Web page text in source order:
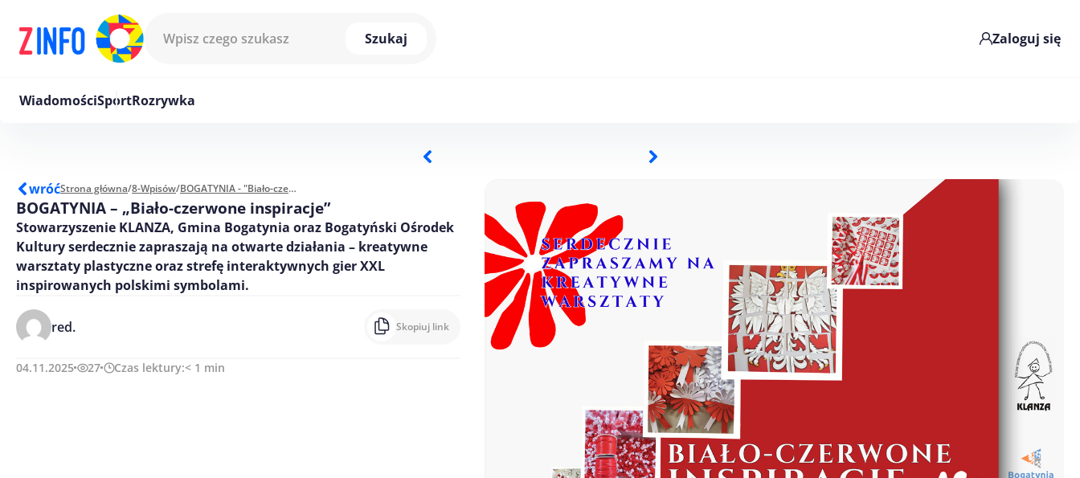
Szukaj
Zaloguj się
WiadomościSportRozrywka
wróćStrona główna/8-Wpisów/ BOGATYNIA - "Biało-czerwone inspiracje"
BOGATYNIA – „Biało-czerwone inspiracje”
Stowarzyszenie KLANZA, Gmina Bogatynia oraz Bogatyński Ośrodek
Kultury serdecznie zapraszają na otwarte działania – kreatywne
warsztaty plastyczne oraz strefę interaktywnych gier XXL
inspirowanych polskimi symbolami.
red. Skopiuj link
04.11.2025 27 Czas lektury:< 1 min